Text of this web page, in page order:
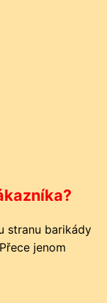
stranu barikády
jenom